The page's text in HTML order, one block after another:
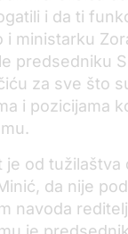
i da ti
i ministarku
predsedniku
za sve što
i pozicijama
je od tužilaštva
da nije
navoda